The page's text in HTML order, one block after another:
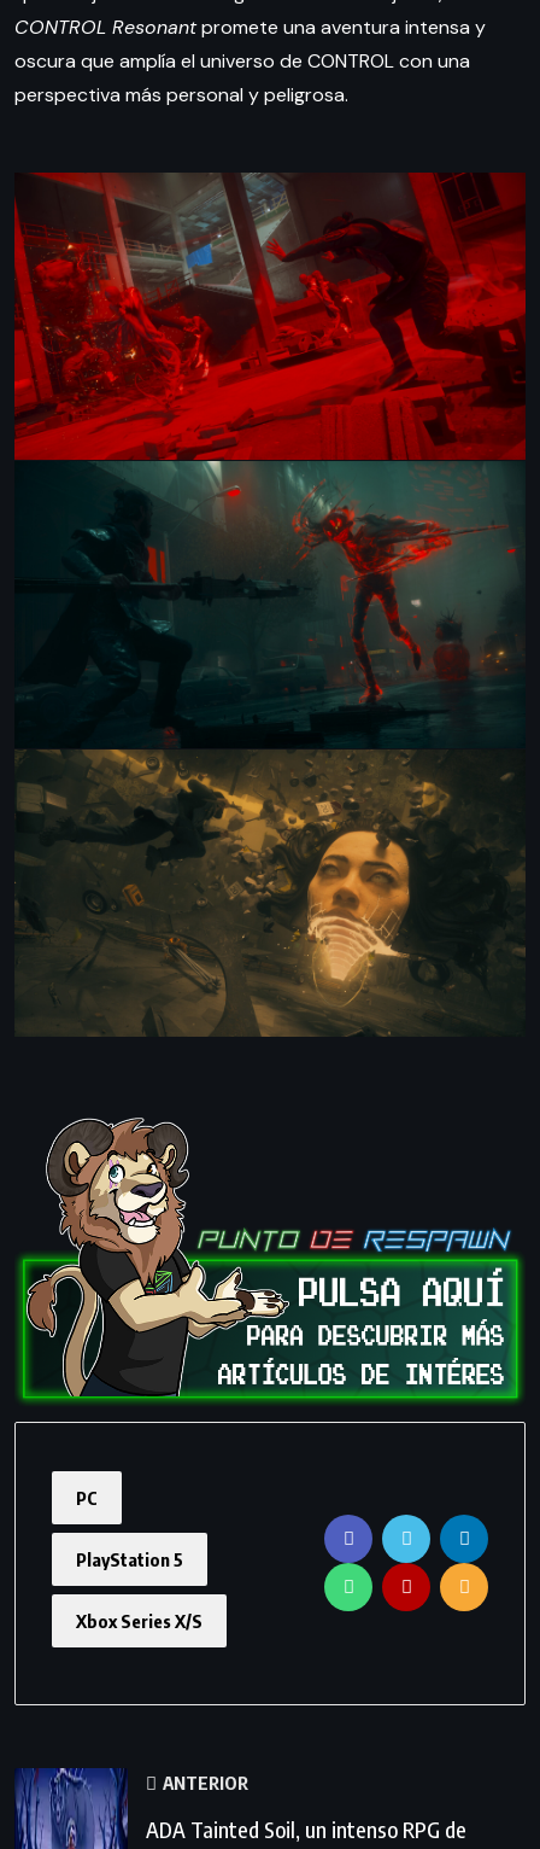
CONTROL Resonantpromete una aventura intensa y
oscura que amplía el universo de CONTROL con una
perspectiva más personal y peligrosa.
PC
PlayStation 5
Xbox Series X/S
ANTERIOR
ADA Tainted Soil, un intenso RPG de